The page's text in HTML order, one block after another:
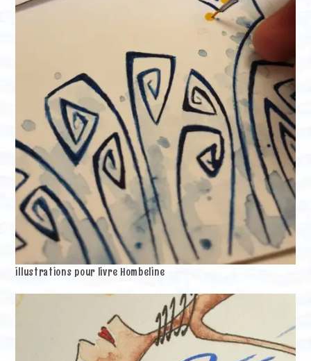
illustrations pour livre Hombeline